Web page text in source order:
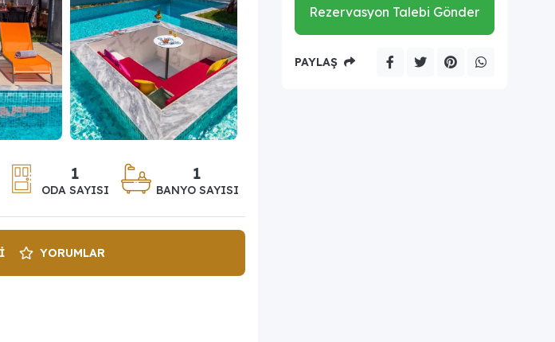
1
ODA SAYISI
1
BANYO SAYISI
YORUMLAR
Rezervasyon Talebi Gönder
PAYLAŞ